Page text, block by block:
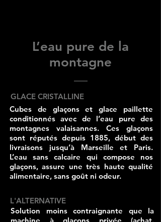
L’eau pure de la
montagne
Cubes de glaçons et glace paillette
conditionnés avec de l’eau pure des
montagnes valaisannes. Ces glaçons
sont réputés depuis 1885, début des
livraisons jusqu’à Marseille et Paris.
L’eau sans calcaire qui compose nos
glaçons, assure une très haute qualité
alimentaire, sans goût ni odeur.
GLACE CRISTALLINE
Solution moins contraignante que la
L'ALTERNATIVE